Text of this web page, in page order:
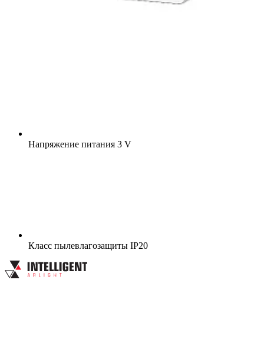
Напряжение питания 3 V
Класс пылевлагозащиты IP20